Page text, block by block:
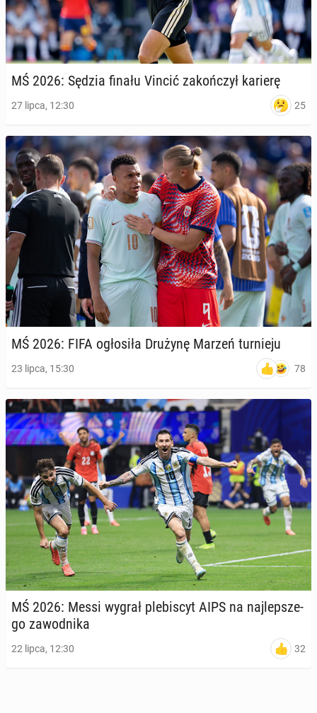
MŚ 2026: Sędzia finału Vincić za­koń­czył karierę
27 lipca, 12:30 25
MŚ 2026: FIFA ogło­si­ła Drużynę Marzeń tur­nie­ju
23 lipca, 15:30 78
MŚ 2026: Messi wygrał ple­bi­scyt AIPS na naj­lep­sze­
go za­wod­ni­ka
22 lipca, 12:30 32